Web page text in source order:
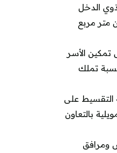
الدخل
بناء 20 ألف وحدة سكنية على مساحة 40 مليون متر مربع
الأسر
المملكة 2030 الرامية لرفع نسبة تملك
250 ألف ريال، مع إمكانية التقسيط على
بالتعاون
ومرافق